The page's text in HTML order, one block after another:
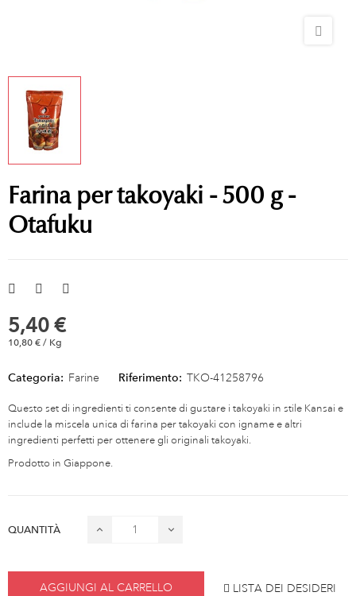
Farina per takoyaki - 500 g -
Otafuku
5,40 €
10,80 € / Kg
Categoria: Farine Riferimento: TKO-41258796
Questo set di ingredienti ti consente di gustare i takoyaki in stile Kansai e
include la miscela unica di farina per takoyaki con igname e altri
ingredienti perfetti per ottenere gli originali takoyaki.
Prodotto in Giappone.
QUANTITÀ
AGGIUNGI AL CARRELLO LISTA DEI DESIDERI